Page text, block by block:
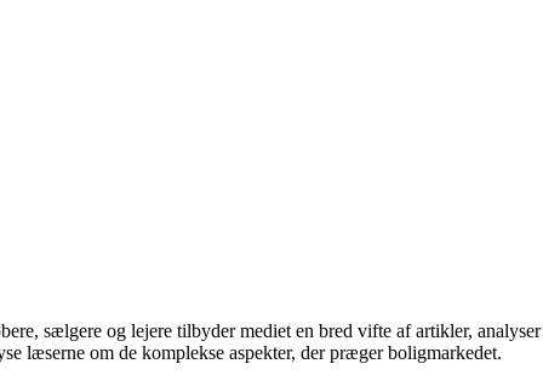
sælgere og lejere tilbyder mediet en bred vifte af artikler, analyser
læserne om de komplekse aspekter, der præger boligmarkedet.